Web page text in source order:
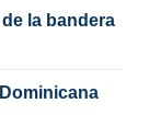
la bandera